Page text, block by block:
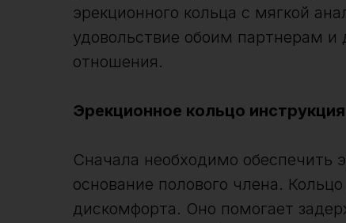
эрекционного кольца с мягкой
удовольствие обоим партнерам и
отношения.
Эрекционное кольцо
Сначала необходимо обеспечить
основание полового члена.
дискомфорта. Оно помогает